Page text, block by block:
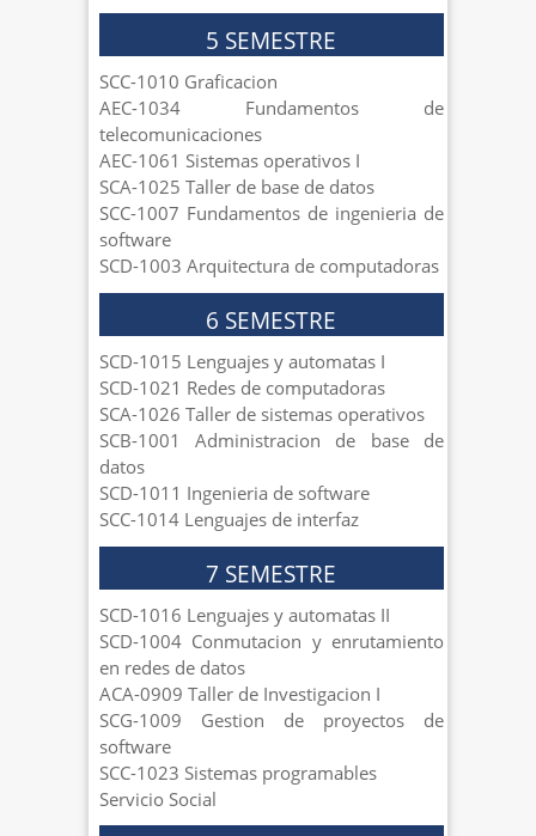
5 SEMESTRE
SCC-1010 Graficacion
AEC-1034 Fundamentos de
telecomunicaciones
AEC-1061 Sistemas operativos I
SCA-1025 Taller de base de datos
SCC-1007 Fundamentos de ingenieria de
software
SCD-1003 Arquitectura de computadoras
6 SEMESTRE
SCD-1015 Lenguajes y automatas I
SCD-1021 Redes de computadoras
SCA-1026 Taller de sistemas operativos
SCB-1001 Administracion de base de
datos
SCD-1011 Ingenieria de software
SCC-1014 Lenguajes de interfaz
7 SEMESTRE
SCD-1016 Lenguajes y automatas II
SCD-1004 Conmutacion y enrutamiento
en redes de datos
ACA-0909 Taller de Investigacion I
SCG-1009 Gestion de proyectos de
software
SCC-1023 Sistemas programables
Servicio Social